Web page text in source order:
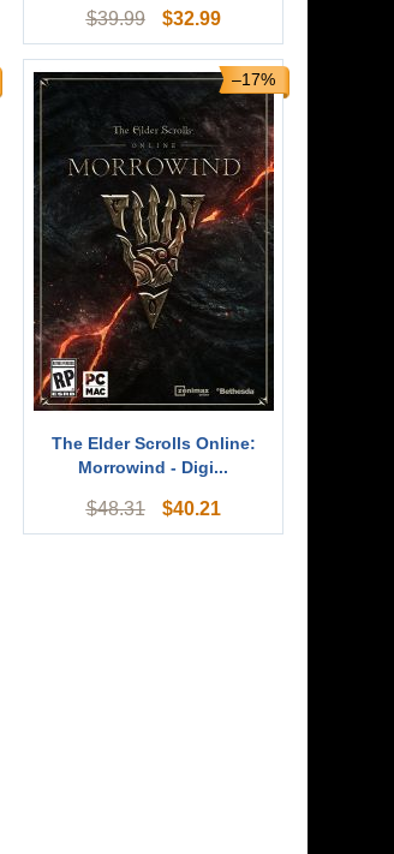
$39.99 $32.99
–17%
The Elder Scrolls Online:
Morrowind - Digi...
$48.31 $40.21